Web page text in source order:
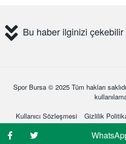
Bu haber ilginizi çekebilir
Spor Bursa © 2025 Tüm hakları
Kullanıcı Sözleşmesi
Gizlilik